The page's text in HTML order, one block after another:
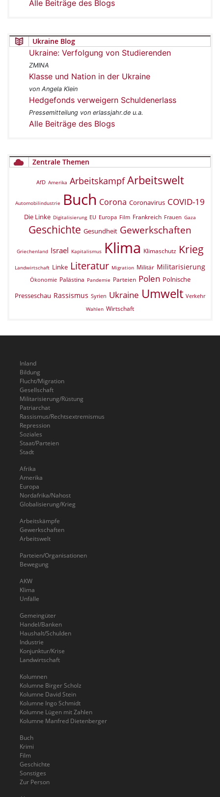
Alle Beiträge des Blogs
Ukraine Blog
Ukraine: Verfolgung von Studierenden
ZMINA
Klasse und Nation in der Ukraine
von Angela Klein
Hedgefonds verweigern Schuldenerlass
Pressemitteilung von erlassjahr.de u.a.
Alle Beiträge des Blogs
Zentrale Themen
AfD Amerika Arbeitskampf Arbeitswelt
Automobilindustrie Buch Corona Coronavirus COVID-19
Die Linke Digitalisierung EU Europa Film Frankreich Frauen Gaza
Geschichte Gesundheit Gewerkschaften
Griechenland Israel Kapitalismus Klima Klimaschutz Krieg
Landwirtschaft Linke Literatur Migration Militär Militarisierung
Ökonomie Palästina Pandemie Parteien Polen Polnische
Presseschau Rassismus Syrien Ukraine Umwelt Verkehr
Wahlen Wirtschaft
Inland
Bildung
Flucht/Migration
Gesellschaft
Militarisierung/Rüstung
Patriarchat
Rassismus/Rechtsextremismus
Repression
Soziales
Staat/Parteien
Stadt
Afrika
Amerika
Europa
Nordafrika/Nahost
Globalisierung/Krieg
Arbeitskämpfe
Gewerkschaften
Arbeitswelt
Parteien/Organisationen
Bewegung
AKW
Klima
Unfälle
Gemeingüter
Handel/Banken
Haushalt/Schulden
Industrie
Konjunktur/Krise
Landwirtschaft
Kolumnen
Kolumne Birger Scholz
Kolumne David Stein
Kolumne Ingo Schmidt
Kolumne Lügen mit Zahlen
Kolumne Manfred Dietenberger
Buch
Krimi
Film
Geschichte
Sonstiges
Zur Person